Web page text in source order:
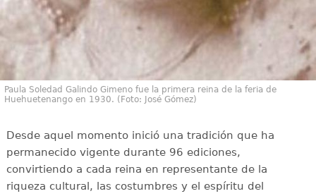
Paula Soledad Galindo Gimeno fue la primera reina de la feria de
Huehuetenango en 1930. (Foto: José Gómez)
Desde aquel momento inició una tradición que ha
permanecido vigente durante 96 ediciones,
convirtiendo a cada reina en representante de la
riqueza cultural, las costumbres y el espíritu del